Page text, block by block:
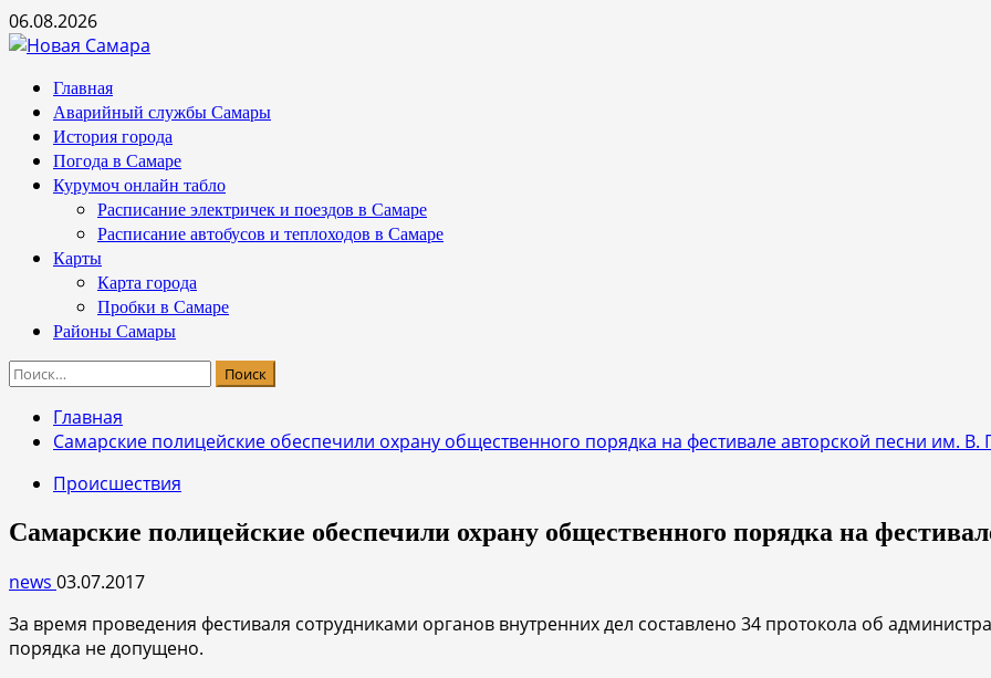
Перейти
к
06.08.2026
Основное
меню
Главная
Аварийный службы Самары
История города
Погода в Самаре
Курумоч онлайн табло
Расписание электричек и поездов в Самаре
Расписание автобусов и теплоходов в Самаре
Карты
Карта города
Пробки в Самаре
Районы Самары
Найти:
Главная
Самарские полицейские обеспечили охрану общественного порядка на фестивале авторской песни им. В.
Происшествия
Самарские полицейские обеспечили охрану общественного порядка на
news 03.07.2017
За время проведения фестиваля сотрудниками органов внутренних дел составлено 34 протокола об
порядка не допущено.